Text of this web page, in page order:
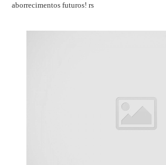
aborrecimentos futuros! rs